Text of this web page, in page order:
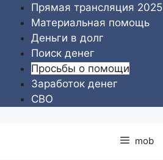
Перейти
содержимому
Прямая трансляция 2025
Материальная помощь
Деньги в долг
Поиск денег
Просьбы о помощи
Заработок денег
СВО
mob